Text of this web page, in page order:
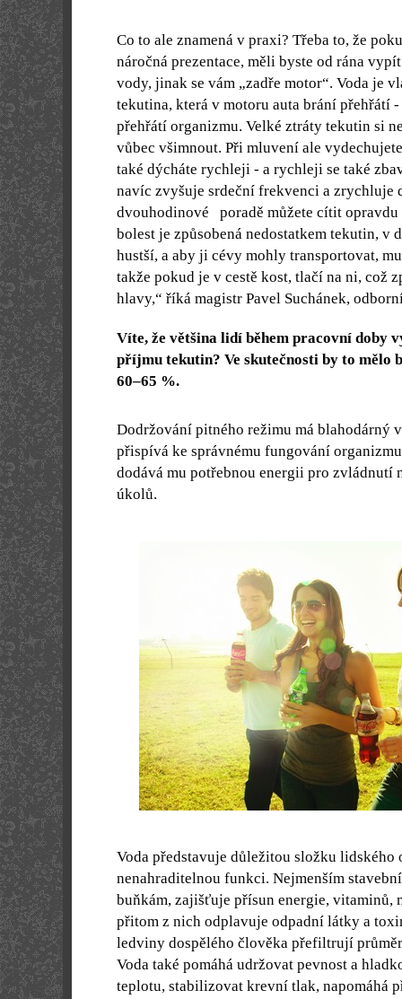
Co to ale znamená v praxi? Třeba to, že
náročná prezentace, měli byste od rána
vody, jinak se vám „zadře motor“. Voda je
tekutina, která v motoru auta brání přehřátí
přehřátí organizmu. Velké ztráty tekutin si
vůbec všimnout. Při mluvení ale
také dýcháte rychleji - a rychleji se také
navíc zvyšuje srdeční frekvenci a zrychluje
dvouhodinové poradě můžete cítit opravdu
bolest je způsobená nedostatkem tekutin, v
hustší, a aby ji cévy mohly transportovat,
takže pokud je v cestě kost, tlačí na ni, což
hlavy,“ říká magistr Pavel Suchánek,
Víte, že většina lidí během pracovní doby
příjmu tekutin? Ve skutečnosti by to mělo
60–65 %.
Dodržování pitného režimu má blahodárný
přispívá ke správnému fungování
dodává mu potřebnou energii pro zvládnutí
úkolů.
Voda představuje důležitou složku lidského
nenahraditelnou funkci. Nejmenším
buňkám, zajišťuje přísun energie, vitaminů,
přitom z nich odplavuje odpadní látky a
ledviny dospělého člověka přefiltrují
Voda také pomáhá udržovat pevnost a
teplotu, stabilizovat krevní tlak, napomáhá